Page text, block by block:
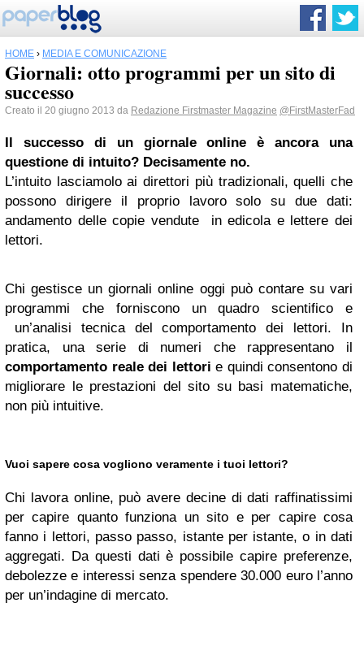
HOME › MEDIA E COMUNICAZIONE
Giornali: otto programmi per un sito di
successo
Creato il 20 giugno 2013 da Redazione Firstmaster Magazine @FirstMasterFad
Il successo di un giornale online è ancora una
questione di intuito? Decisamente no.
L’intuito lasciamolo ai direttori più tradizionali, quelli che
possono dirigere il proprio lavoro solo su due dati:
andamento delle copie vendute in edicola e lettere dei
lettori.
Chi gestisce un giornali online oggi può contare su vari
programmi che forniscono un quadro scientifico e
un’analisi tecnica del comportamento dei lettori. In
pratica, una serie di numeri che rappresentano il
comportamento reale dei lettori e quindi consentono di
migliorare le prestazioni del sito su basi matematiche,
non più intuitive.
Vuoi sapere cosa vogliono veramente i tuoi lettori?
Chi lavora online, può avere decine di dati raffinatissimi
per capire quanto funziona un sito e per capire cosa
fanno i lettori, passo passo, istante per istante, o in dati
aggregati. Da questi dati è possibile capire preferenze,
debolezze e interessi senza spendere 30.000 euro l’anno
per un’indagine di mercato.